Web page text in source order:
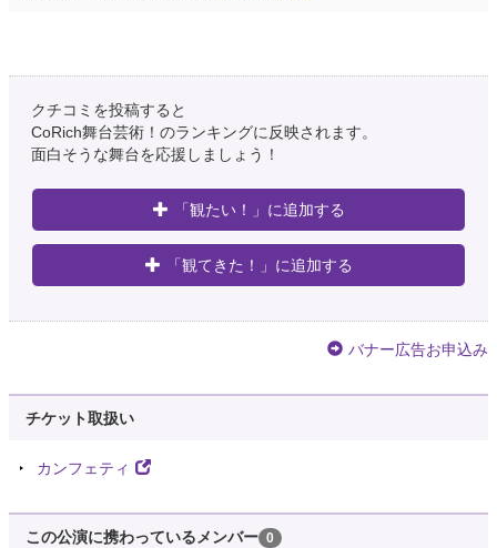
クチコミを投稿すると
CoRich舞台芸術！のランキングに反映されます。
面白そうな舞台を応援しましょう！
「観たい！」に追加する
「観てきた！」に追加する
バナー広告お申込み
チケット取扱い
カンフェティ
この公演に携わっているメンバー 0